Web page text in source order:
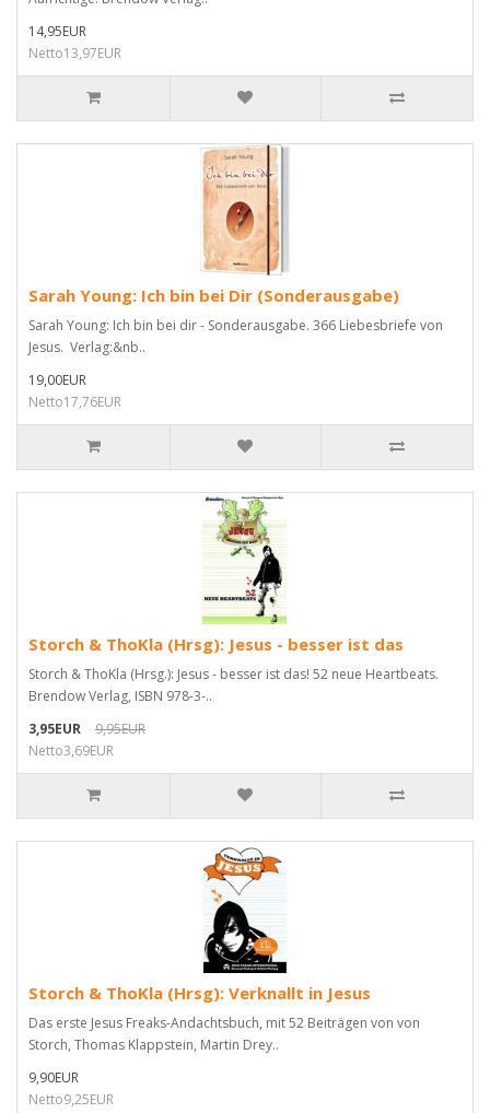
14,95EUR
Netto13,97EUR
Sarah Young: Ich bin bei Dir (Sonderausgabe)
Sarah Young: Ich bin bei dir - Sonderausgabe. 366 Liebesbriefe von
Jesus. Verlag:&nb..
19,00EUR
Netto17,76EUR
Storch & ThoKla (Hrsg): Jesus - besser ist das
Storch & ThoKla (Hrsg.): Jesus - besser ist das! 52 neue Heartbeats.
Brendow Verlag, ISBN 978-3-..
3,95EUR
9,95EUR
Netto3,69EUR
Storch & ThoKla (Hrsg): Verknallt in Jesus
Das erste Jesus Freaks-Andachtsbuch, mit 52 Beiträgen von von
Storch, Thomas Klappstein, Martin Drey..
9,90EUR
Netto9,25EUR